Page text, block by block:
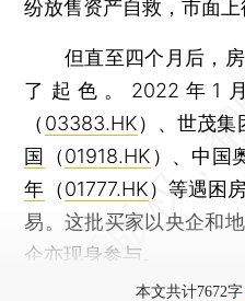
纷放售资产自救，市面上
但直至四个月后，房
了起色。2022年1
（ 03383.HK）、世茂集
国 （01918.HK ）、中国
年 （01777.HK）等遇困
易。这批买家以央企和
企亦现身参与。
本文共计7672